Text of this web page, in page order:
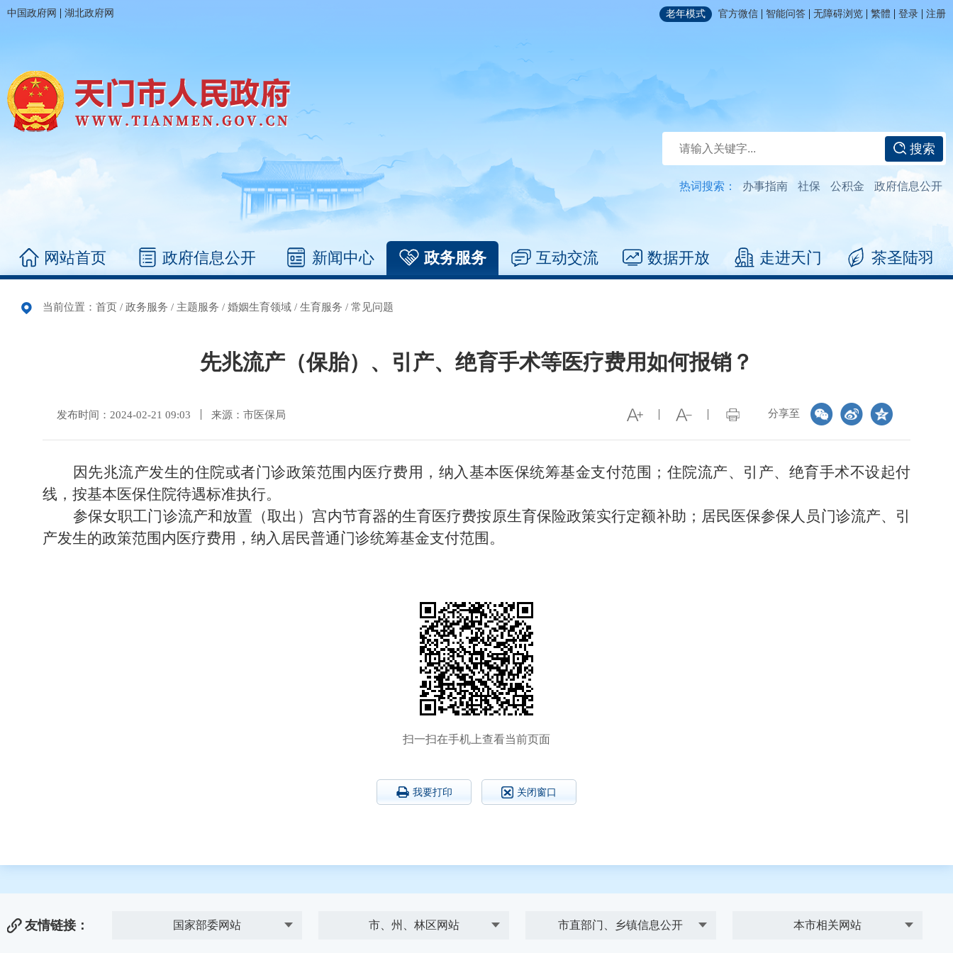
中国政府网 | 湖北政府网 老年模式 官方微信 | 智能问答 | 无障碍浏览 | 繁體 | 登录 | 注册
搜索
热词搜索： 办事指南 社保 公积金 政府信息公开
网站首页 政府信息公开 新闻中心 政务服务 互动交流 数据开放 走进天门 茶圣陆羽
当前位置： 首页 / 政务服务 / 主题服务 / 婚姻生育领域 / 生育服务 / 常见问题
先兆流产（保胎）、引产、绝育手术等医疗费用如何报销？
分享至
发布时间：2024-02-21 09:03 来源：市医保局
因先兆流产发生的住院或者门诊政策范围内医疗费用，纳入基本医保统筹基金支付范围；住院流产、引产、绝育手术不设起付
线，按基本医保住院待遇标准执行。
参保女职工门诊流产和放置（取出）宫内节育器的生育医疗费按原生育保险政策实行定额补助；居民医保参保人员门诊流产、引
产发生的政策范围内医疗费用， 纳入居民普通门诊统筹基金支付范围。
扫一扫在手机上查看当前页面
我要打印 关闭窗口
友情链接： 国家部委网站 市、州、林区网站 市直部门、乡镇信息公开 本市相关网站